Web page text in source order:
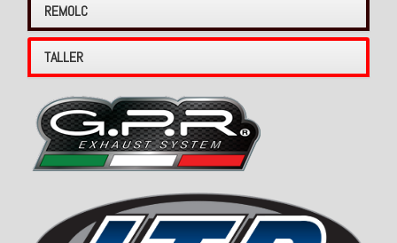
REMOLC
TALLER